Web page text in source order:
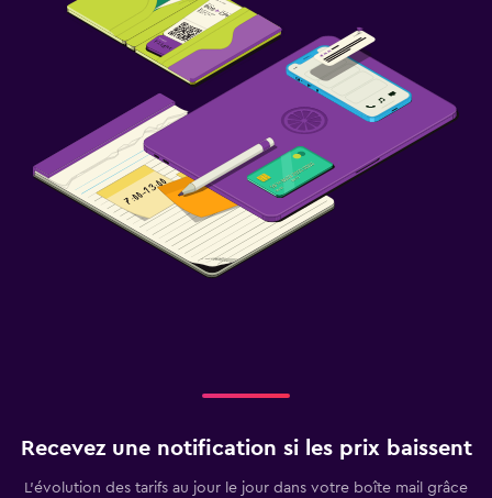
Recevez une notification si les prix baissent
L’évolution des tarifs au jour le jour dans votre boîte mail grâce